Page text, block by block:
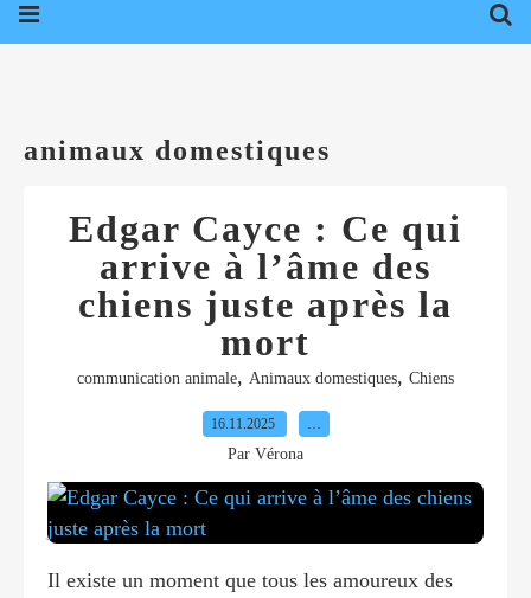
animaux domestiques
Edgar Cayce : Ce qui
arrive à l’âme des
chiens juste après la
mort
communication animale, Animaux domestiques, Chiens
16.11.2025 …
Par Vérona
Il existe un moment que tous les amoureux des